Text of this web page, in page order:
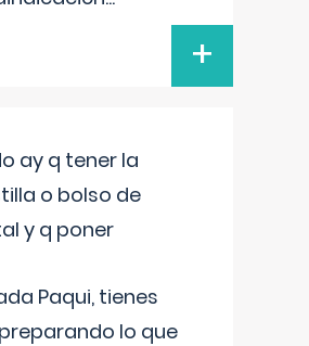
+
ay q tener la
o bolso de
y q poner
Paqui, tienes
lo que